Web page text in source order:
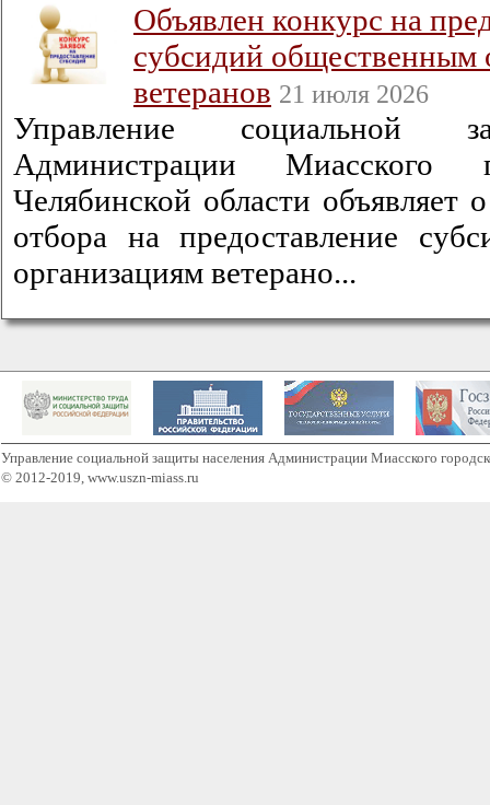
Объявлен конкурс на
субсидий общественным
ветеранов 21 июля 2026
Управление социальной
Администрации Миасского
Челябинской области объявляет
отбора на предоставление
организациям ветерано...
Управление социальной защиты населения Администрации Миасского
© 2012-2019, www.uszn-miass.ru